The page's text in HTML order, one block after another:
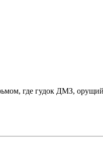
где гудок ДМЗ,